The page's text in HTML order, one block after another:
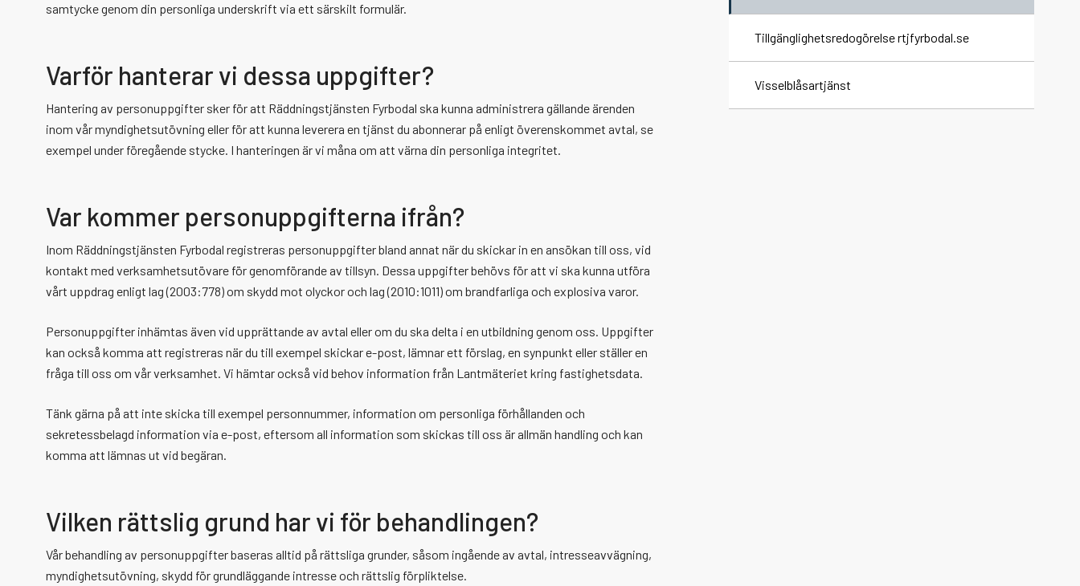
samtycke genom din personliga underskrift via ett särskilt formulär.
Varför hanterar vi dessa uppgifter?
Hantering av personuppgifter sker för att Räddningstjänsten Fyrbodal ska kunna administrera gällande ärenden
inom vår myndighetsutövning eller för att kunna leverera en tjänst du abonnerar på enligt överenskommet avtal, se
exempel under föregående stycke. I hanteringen är vi måna om att värna din personliga integritet.
Var kommer personuppgifterna ifrån?
Inom Räddningstjänsten Fyrbodal registreras personuppgifter bland annat när du skickar in en ansökan till oss, vid
kontakt med verksamhetsutövare för genomförande av tillsyn. Dessa uppgifter behövs för att vi ska kunna utföra
vårt uppdrag enligt lag (2003:778) om skydd mot olyckor och lag (2010:1011) om brandfarliga och explosiva varor.
Personuppgifter inhämtas även vid upprättande av avtal eller om du ska delta i en utbildning genom oss. Uppgifter
kan också komma att registreras när du till exempel skickar e-post, lämnar ett förslag, en synpunkt eller ställer en
fråga till oss om vår verksamhet. Vi hämtar också vid behov information från Lantmäteriet kring fastighetsdata.
Tänk gärna på att inte skicka till exempel personnummer, information om personliga förhållanden och
sekretessbelagd information via e-post, eftersom all information som skickas till oss är allmän handling och kan
komma att lämnas ut vid begäran.
Vilken rättslig grund har vi för behandlingen?
Vår behandling av personuppgifter baseras alltid på rättsliga grunder, såsom ingående av avtal, intresseavvägning,
myndighetsutövning, skydd för grundläggande intresse och rättslig förpliktelse.
Tillgänglighetsredogörelse rtjfyrbodal.se
Visselblåsartjänst